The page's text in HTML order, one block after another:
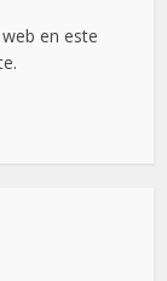
en este